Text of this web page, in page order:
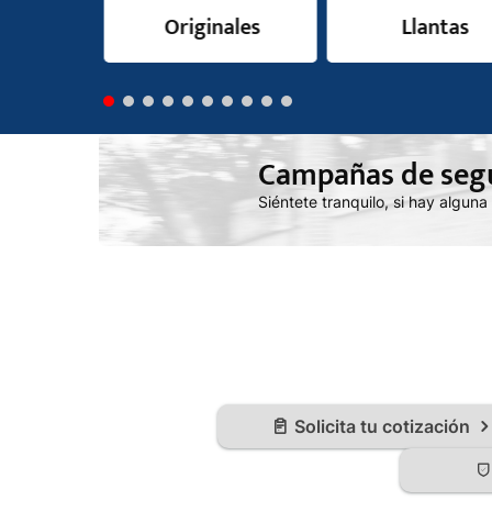
Originales Llantas
Campañas de
Siéntete tranquilo, si hay
Solicita tu cotización